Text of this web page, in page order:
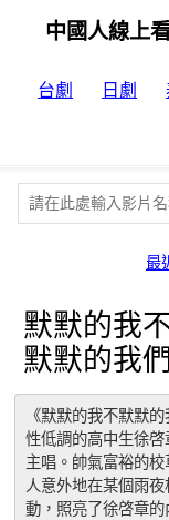
中國人線上
台劇 日劇
最
默默的我
默默的我們
《默默的我不默默
性低調的高中生徐
主唱。帥氣富裕的
人意外地在某個雨
動，照亮了徐啓章的